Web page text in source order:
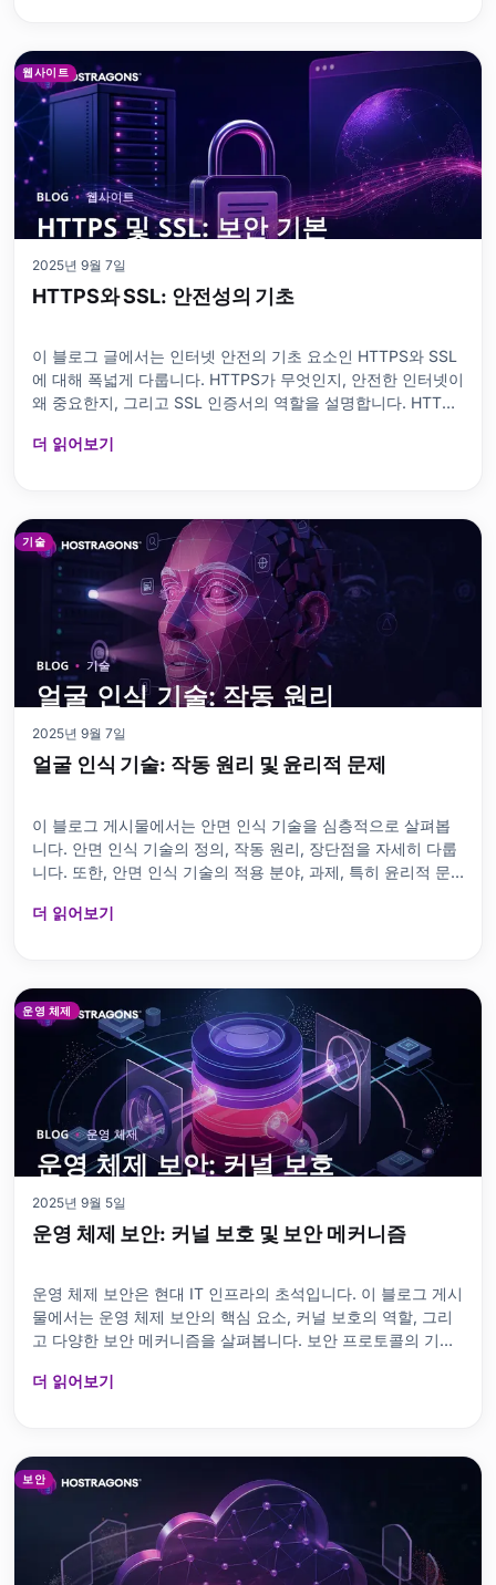
리케이션 보안을 위한 실행 계획을 제시합니다. 이 블로그 게시
물은 웹 애플리케이션 보안 강화를 위한 종합적인 가이드입니
다. 웹 애플리케이
웹사이트
2025년 9월 7일
HTTPS와 SSL: 안전성의 기초
이 블로그 글에서는 인터넷 안전의 기초 요소인 HTTPS와 SSL
에 대해 폭넓게 다룹니다. HTTPS가 무엇인지, 안전한 인터넷이
왜 중요한지, 그리고 SSL 인증서의 역할을 설명합니다. HTTPS
동하는지를 기술적인 세부사항과 함께 제공합니다. 안전한 웹
전환을 위한 단계도 자세히 설명합니다. 자주 묻는 질문을 통해
HTTPS에 대한 궁금증을 해소하고, HTTPS 사용의 이
더 읽어보기
기술
2025년 9월 7일
얼굴 인식 기술: 작동 원리 및 윤리적 문제
이 블로그 게시물에서는 안면 인식 기술을 심층적으로 살펴봅
니다. 안면 인식 기술의 정의, 작동 원리, 장단점을 자세히 다룹
니다. 또한, 안면 인식 기술의 적용 분야, 과제, 특히 윤리적 문
도 논의합니다. 또한, 시장의 주요 안면 인식 업체들을 소개하고
식 기술이란 무엇인가요? 기본 정보 콘텐츠 맵 비녀장 얼굴 인
식 기술이란 무엇인가요? 기본 정보 얼굴 인식의 적용 분야는
무엇입니까?
더 읽어보기
운영 체제
2025년 9월 5일
운영 체제 보안: 커널 보호 및 보안 메커니즘
운영 체제 보안은 현대 IT 인프라의 초석입니다. 이 블로그 게시
물에서는 운영 체제 보안의 핵심 요소, 커널 보호의 역할, 그리
고 다양한 보안 메커니즘을 살펴봅니다. 보안 프로토콜의 기본
해결책도 제시합니다. 효과적인 보안 전략 수립, 데이터 보호 방
보호하기 위한 운영 체제 보안에 대한 실질적인 권장 사항을 제
시합니다. 운영 체제 보안의 중요 요소 콘텐츠 맵 비녀장 운영
더 읽어보기
보안